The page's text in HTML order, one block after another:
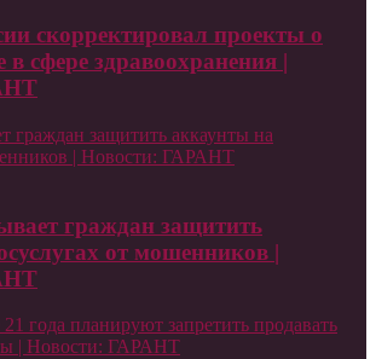
скорректировал проекты о
в сфере здравоохранения |
граждан защитить аккаунты на
| Новости: ГАРАНТ
граждан защитить
от мошенников |
года планируют запретить продавать
| Новости: ГАРАНТ